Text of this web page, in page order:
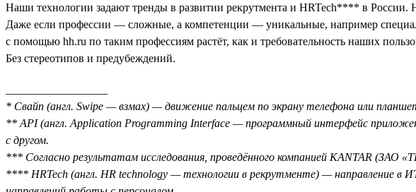
Наши технологии задают тренды в развитии рекрутмента и HRTech**** в России.
Даже если профессии — сложные, а компетенции — уникальные, например
с помощью hh.ru по таким профессиям растёт, как и требовательность наших
Без стереотипов и предубеждений.
* Свайп (англ. Swipe — взмах) — движение пальцем по экрану телефона или
** API (англ. Application Programming Interface — программный интерфейс
с другом.
*** Согласно результатам исследования, проведённого компанией KANTAR (ЗАО
**** HRTech (англ. HR technology — технологии в рекрутменте) — направление в